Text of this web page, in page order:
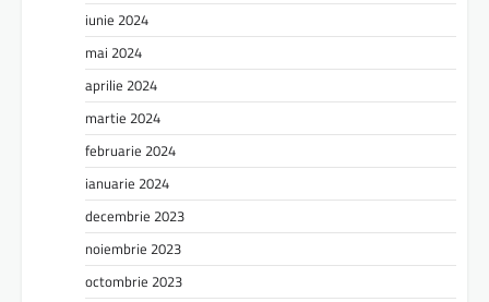
iunie 2024
mai 2024
aprilie 2024
martie 2024
februarie 2024
ianuarie 2024
decembrie 2023
noiembrie 2023
octombrie 2023